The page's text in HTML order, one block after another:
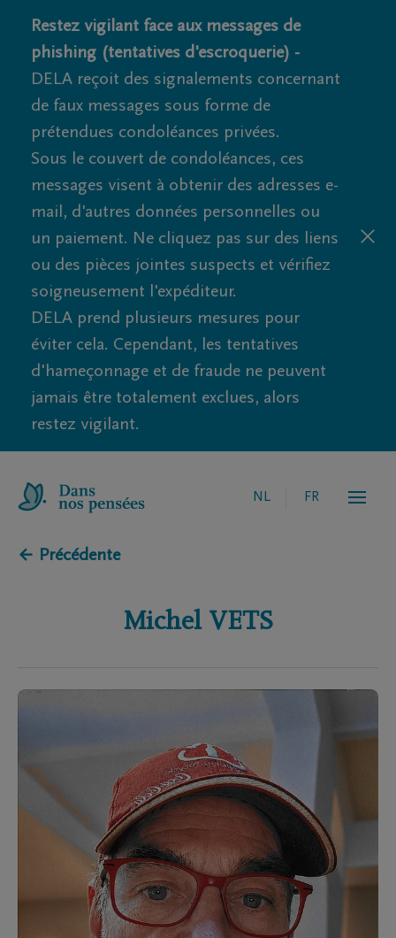
Restez vigilant face aux messages de
phishing (tentatives d'escroquerie) -
DELA reçoit des signalements concernant
de faux messages sous forme de
prétendues condoléances privées.
Sous le couvert de condoléances, ces
messages visent à obtenir des adresses e-
mail, d'autres données personnelles ou
un paiement. Ne cliquez pas sur des liens
ou des pièces jointes suspects et vérifiez
soigneusement l'expéditeur.
DELA prend plusieurs mesures pour
éviter cela. Cependant, les tentatives
d'hameçonnage et de fraude ne peuvent
jamais être totalement exclues, alors
restez vigilant.
NL FR
← Précédente
Michel VETS